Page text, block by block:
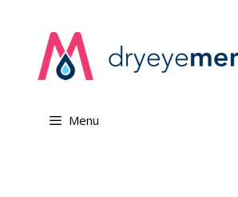
content
Menu